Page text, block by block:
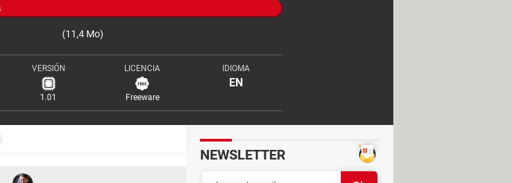
(11,4 Mo)
VERSIÓN
1.01
LICENCIA
Freeware
IDIOMA
EN
NEWSLETTER